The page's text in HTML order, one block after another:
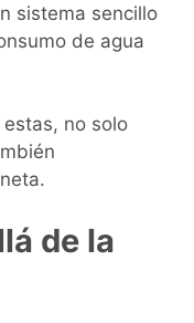
sistema sencillo
de agua
no solo
de la